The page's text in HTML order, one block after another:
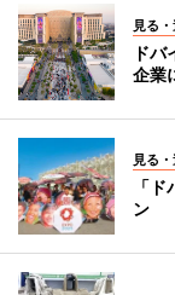
見る
ド
企業
見る
「
ン